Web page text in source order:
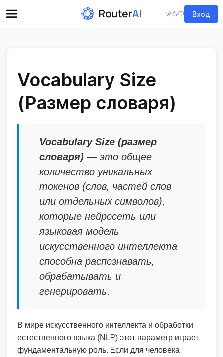
Вход
Vocabulary Size
(Размер словаря)
Vocabulary Size (размер
словаря) — это общее
количество уникальных
токенов (слов, частей слов
или отдельных символов),
которые нейросеть или
языковая модель
искусственного интеллекта
способна распознавать,
обрабатывать и
генерировать.
В мире искусственного интеллекта и обработки
естественного языка (NLP) этот параметр играет
фундаментальную роль. Если для человека